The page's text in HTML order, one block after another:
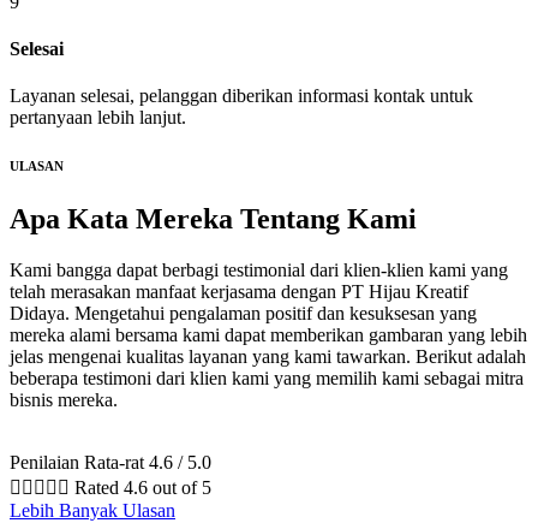
Selesai
Layanan selesai, pelanggan diberikan informasi kontak untuk
pertanyaan lebih lanjut.
ULASAN
Apa Kata Mereka Tentang Kami
Kami bangga dapat berbagi testimonial dari klien-klien kami yang
telah merasakan manfaat kerjasama dengan PT Hijau Kreatif
Didaya. Mengetahui pengalaman positif dan kesuksesan yang
mereka alami bersama kami dapat memberikan gambaran yang lebih
jelas mengenai kualitas layanan yang kami tawarkan. Berikut adalah
beberapa testimoni dari klien kami yang memilih kami sebagai mitra
bisnis mereka.
Penilaian Rata-rat 4.6 / 5.0
     Rated 4.6 out of 5
Lebih Banyak Ulasan